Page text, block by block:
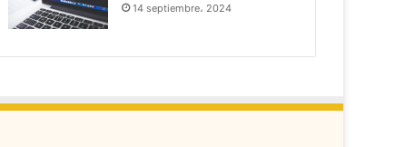
14 septiembre، 2024